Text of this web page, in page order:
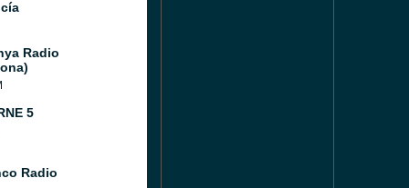
Radio
5
Radio